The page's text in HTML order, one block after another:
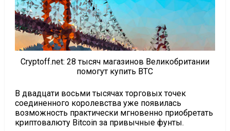
Cryptoff.net: 28 тысяч магазинов Великобритании
помогут купить BTC
В двадцати восьми тысячах торговых точек
соединенного королевства уже появилась
возможность практически мгновенно приобретать
криптовалюту Bitcoin за привычные фунты.